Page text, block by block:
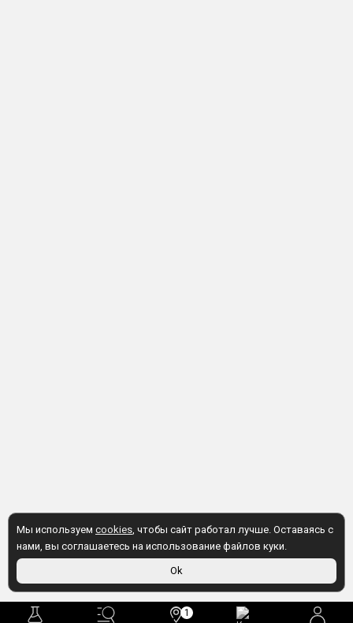
1
Мы используем cookies, чтобы сайт работал лучше. Оставаясь с
нами, вы соглашаетесь на использование файлов куки.
Ok